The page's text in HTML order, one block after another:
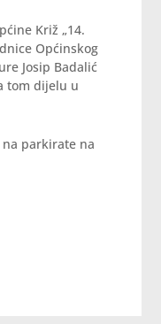
Križ „14.
Općinskog
Josip Badalić
tom dijelu u
parkirate na